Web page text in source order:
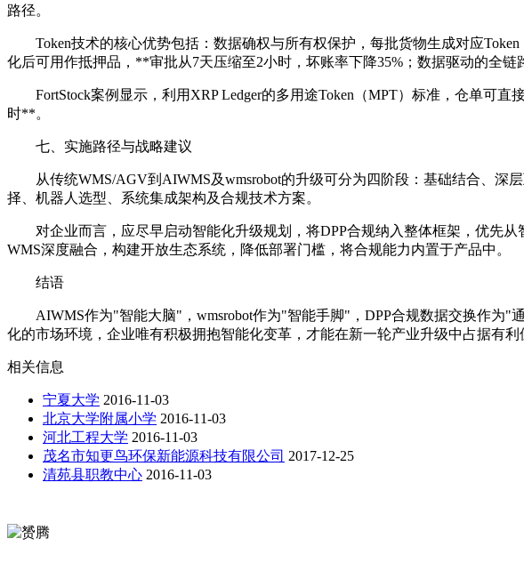
路径。
Token技术的核心优势包括：数据确权与所有权保护，每批货物生成对应
化后可用作抵押品， **审批从7天压缩至2小时，坏账率下降35%；数据驱动的全
FortStock案例显示，利用XRP Ledger的多用途Token（MPT）标准，仓单可
时**。
七、实施路径与战略建议
从传统WMS/AGV到AIWMS及wmsrobot的升级可分为四阶段：基础结合、
择、机器人选型、系统集成架构及合规技术方案。
对企业而言，应尽早启动智能化升级规划，将DPP合规纳入整体框架，优先
WMS深度融合，构建开放生态系统，降低部署门槛，将合规能力内置于产品中。
结语
AIWMS作为"智能大脑"，wmsrobot作为"智能手脚"，DPP合规数据交换作
化的市场环境，企业唯有积极拥抱智能化变革，才能在新一轮产业升级中占据有利
相关信息
宁夏大学 2016-11-03
北京大学附属小学 2016-11-03
河北工程大学 2016-11-03
茂名市知更鸟环保新能源科技有限公司 2017-12-25
清苑县职教中心 2016-11-03